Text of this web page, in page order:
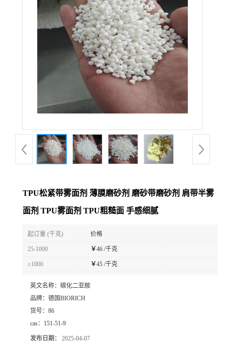
TPU松紧带雾面剂 薄膜磨砂剂 磨砂带磨砂剂 肩带半雾
面剂 TPU雾面剂 TPU粗糙面 手感细腻
起订量 (千克) 价格
25-1000 ￥46 /千克
≥1000 ￥45 /千克
英文名称： 碳化二亚胺
品牌： 德国BIORICH
货号： 86
cas： 151-51-9
发布日期： 2025-04-07